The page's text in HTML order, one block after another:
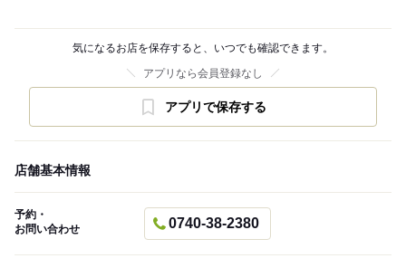
気になるお店を保存すると、いつでも確認できます。
アプリなら会員登録なし
アプリで保存する
店舗基本情報
予約・
お問い合わせ
0740-38-2380